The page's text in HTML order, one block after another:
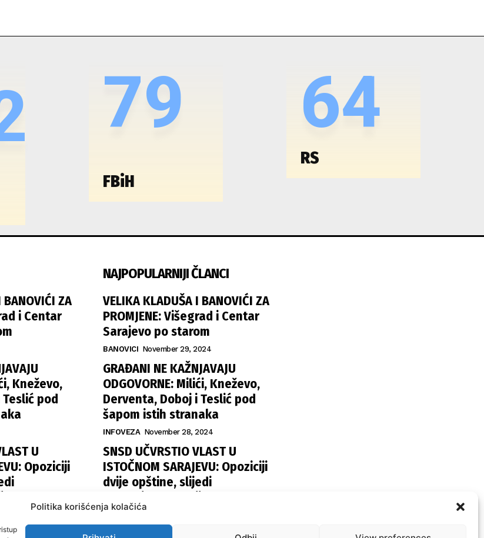
Politika korišćenja kolačića
79
FBiH
64
RS
ZA
i Centar
Kneževo,
pod
U
Opoziciji
NAJPOPULARNIJI ČLANCI
VELIKA KLADUŠA I BANOVIĆI ZA
PROMJENE: Višegrad i Centar
Sarajevo po starom
BANOVICI November 29, 2024
GRAĐANI NE KAŽNJAVAJU
ODGOVORNE: Milići, Kneževo,
Derventa, Doboj i Teslić pod
šapom istih stranaka
INFOVEZA November 28, 2024
SNSD UČVRSTIO VLAST U
ISTOČNOM SARAJEVU: Opoziciji
dvije opštine, slijedi